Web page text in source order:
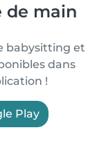
de main
babysitting et
dans
!
Play